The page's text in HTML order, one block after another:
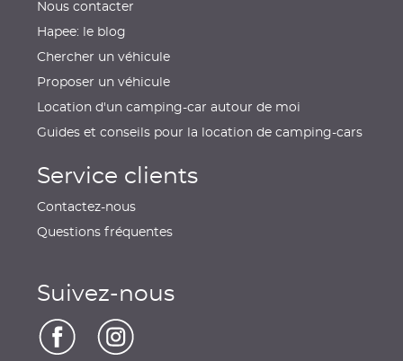
Nous contacter
Hapee: le blog
Chercher un véhicule
Proposer un véhicule
Location d'un camping-car autour de moi
Guides et conseils pour la location de camping-cars
Service clients
Contactez-nous
Questions fréquentes
Suivez-nous